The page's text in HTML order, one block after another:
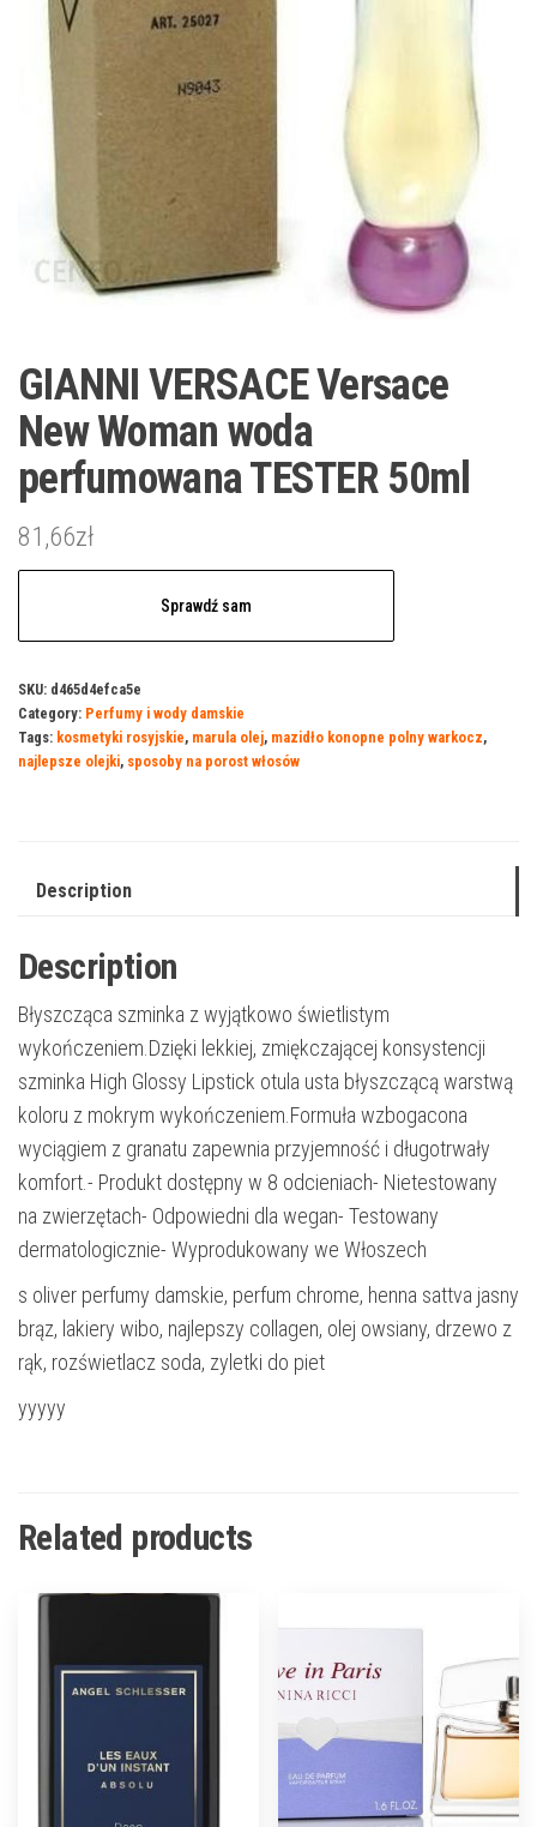
GIANNI VERSACE Versace
New Woman woda
perfumowana TESTER 50ml
81,66zł
Sprawdź sam
SKU: d465d4efca5e
Category: Perfumy i wody damskie
Tags: kosmetyki rosyjskie, marula olej, mazidło konopne polny warkocz,
najlepsze olejki, sposoby na porost włosów
Description
Description
Błyszcząca szminka z wyjątkowo świetlistym
wykończeniem.Dzięki lekkiej, zmiękczającej konsystencji
szminka High Glossy Lipstick otula usta błyszczącą warstwą
koloru z mokrym wykończeniem.Formuła wzbogacona
wyciągiem z granatu zapewnia przyjemność i długotrwały
komfort.- Produkt dostępny w 8 odcieniach- Nietestowany
na zwierzętach- Odpowiedni dla wegan- Testowany
dermatologicznie- Wyprodukowany we Włoszech
s oliver perfumy damskie, perfum chrome, henna sattva jasny
brąz, lakiery wibo, najlepszy collagen, olej owsiany, drzewo z
rąk, rozświetlacz soda, zyletki do piet
yyyyy
Related products